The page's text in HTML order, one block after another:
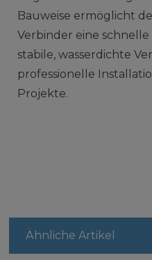
Bauweise ermöglicht
Verbinder eine
stabile, wasserdichte
professionelle
Projekte.
Ähnliche Artikel